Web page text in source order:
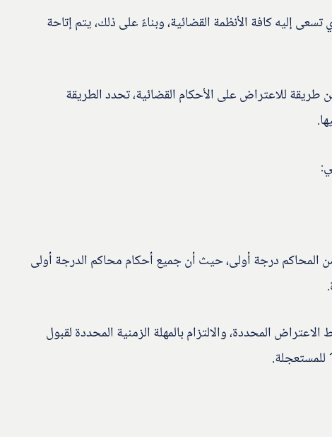
إليه كافة الأنظمة القضائية، وبناءً على ذلك، يتم إتاحة
طريقة للاعتراض على الأحكام القضائية، تحدد الطريقة
المحاكم درجة أولى، حيث أن جميع أحكام محاكم الدرجة أولى
المحددة، والالتزام بالمهلة الزمنية المحددة لقبول